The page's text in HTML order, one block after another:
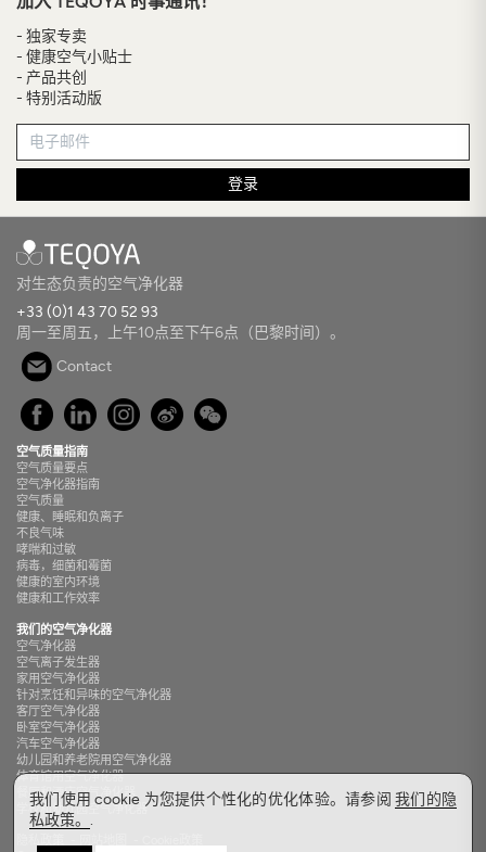
我们使用 cookie 为您提供个性化的优化体验。请参阅 我们的隐
私政策。 .
- 独家专卖
- 健康空气小贴士
- 产品共创
- 特别活动版
登录
对生态负责的空气净化器
+33 (0)1 43 70 52 93
周一至周五，上午10点至下午6点（巴黎时间）。
Contact
空气质量指南
空气质量要点
空气净化器指南
空气质量
健康、睡眠和负离子
不良气味
哮喘和过敏
病毒，细菌和霉菌
健康的室内环境
健康和工作效率
我们的空气净化器
空气净化器
空气离子发生器
家用空气净化器
针对烹饪和异味的空气净化器
客厅空气净化器
卧室空气净化器
汽车空气净化器
幼儿园和养老院用空气净化器
体育馆用空气净化器
餐厅和酒店空气净化器
学校和幼儿园空气净化器